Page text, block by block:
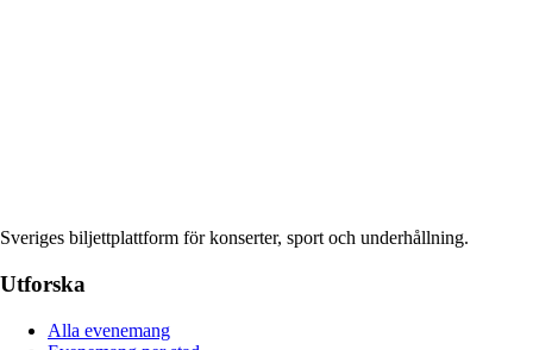
Sveriges biljettplattform för konserter, sport och underhållning.
Utforska
Alla evenemang